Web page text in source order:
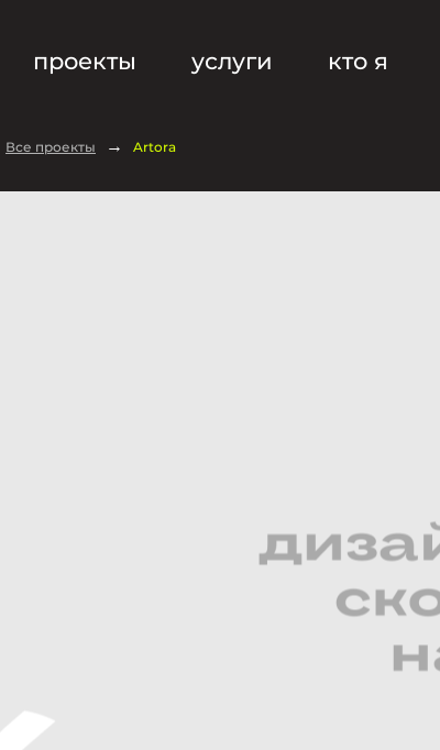
проекты услуги кто я
Все проекты → Artora